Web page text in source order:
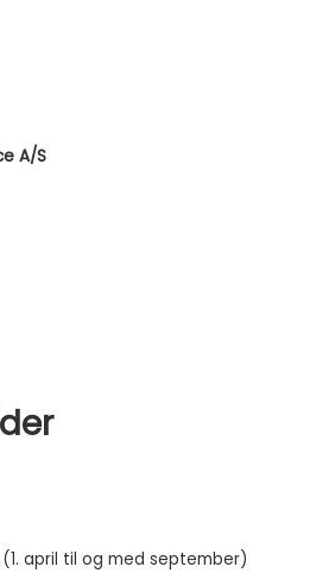
A/S
(1. april til og med september)